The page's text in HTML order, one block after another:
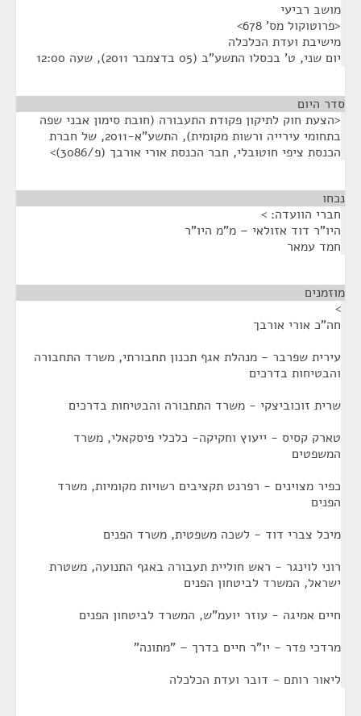
מושב רביעי
<פרוטוקול מס' 678>
מישיבת ועדת הכלכלה
יום שני, ט' בכסלו התשע"ב (05 בדצמבר 2011), שעה 12:00
סדר היום
<הצעת חוק לתיקון פקודת התעבורה (חובת סימון אבני שפה
בתחומי עירייה ורשות מקומית), התשע"א-2011, של חברת
הכנסת ציפי חוטובלי, חבר הכנסת אורי אורבך (פ/3086)>
נכחו
חברי הוועדה: >
היו"ר דוד אזולאי – מ"מ היו"ר
חמד עמאר
מוזמנים
>
חה"כ אורי אורבך
עירית שפרבר - מנהלת אגף תכנון תחבורתי, משרד התחבורה
והבטיחות בדרכים
שרית זוכוביצקי - משרד התחבורה והבטיחות בדרכים
טארק קסיס - ייעוץ וחקיקה- כלכלי פיסקאלי, משרד
המשפטים
כפיר מצוינים - רפרנט תקציבים רשויות מקומיות, משרד
הפנים
מיכל צברי דוד - לשכה משפטית, משרד הפנים
רוני לוינגר - ראש חוליית תעבורה באגף התנועה, משטרת
ישראל, המשרד לביטחון הפנים
חיים אמיגה - עוזר יועמ"ש, המשרד לביטחון הפנים
מרדכי פדר - יו"ר חיים בדרך – "מתונה"
ליאור רותם - דובר ועדת הכלכלה